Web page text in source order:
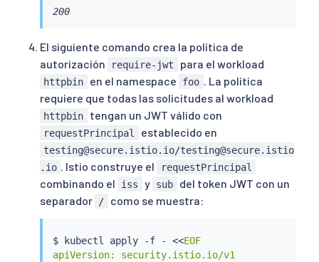
200
El siguiente comando crea la política de
autorización
require-jwt para el workload
httpbin en el namespace foo
. La política
requiere que todas las solicitudes al workload
httpbin tengan un JWT válido con
requestPrincipal establecido en
testing@secure.istio.io/testing@secure.istio
.io
. Istio construye el requestPrincipal
combinando el iss y sub
del token JWT con un
separador
/ como se muestra:
$ kubectl apply -f - <<EOF
apiVersion: security.istio.io/v1